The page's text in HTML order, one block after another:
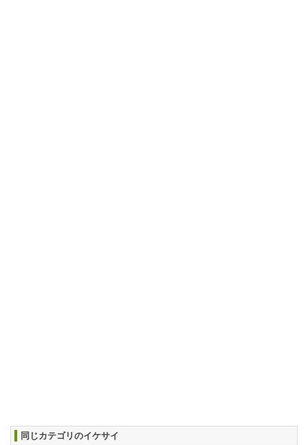
同じカテゴリのイケサイ